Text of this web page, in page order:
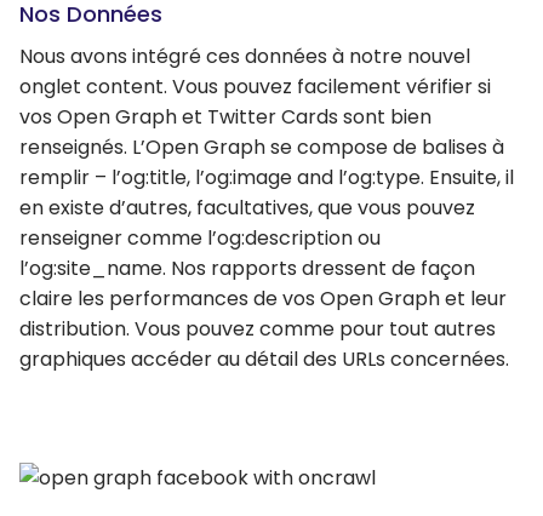
Nos Données
Nous avons intégré ces données à notre nouvel
onglet content. Vous pouvez facilement vérifier si
vos Open Graph et Twitter Cards sont bien
renseignés. L’Open Graph se compose de balises à
remplir – l’og:title, l’og:image and l’og:type. Ensuite, il
en existe d’autres, facultatives, que vous pouvez
renseigner comme l’og:description ou
l’og:site_name. Nos rapports dressent de façon
claire les performances de vos Open Graph et leur
distribution. Vous pouvez comme pour tout autres
graphiques accéder au détail des URLs concernées.